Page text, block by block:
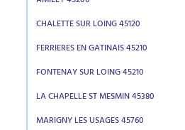
CHALETTE SUR LOING 45120
FERRIERES EN GATINAIS 45210
FONTENAY SUR LOING 45210
LA CHAPELLE ST MESMIN 45380
MARIGNY LES USAGES 45760